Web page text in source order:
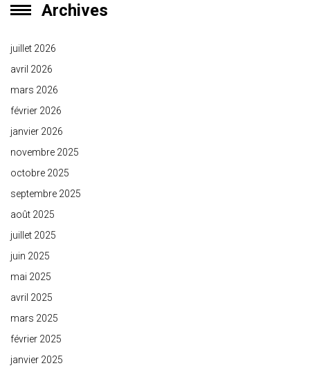
Archives
juillet 2026
avril 2026
mars 2026
février 2026
janvier 2026
novembre 2025
octobre 2025
septembre 2025
août 2025
juillet 2025
juin 2025
mai 2025
avril 2025
mars 2025
février 2025
janvier 2025